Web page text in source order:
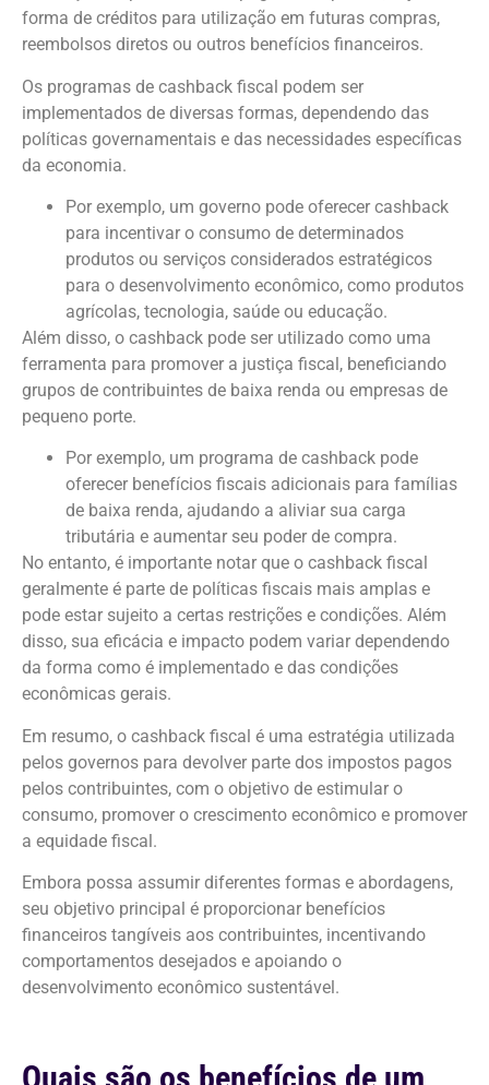
forma de créditos para utilização em futuras compras,
reembolsos diretos ou outros benefícios financeiros.
Os programas de cashback fiscal podem ser
implementados de diversas formas, dependendo das
políticas governamentais e das necessidades específicas
da economia.
Por exemplo, um governo pode oferecer cashback
para incentivar o consumo de determinados
produtos ou serviços considerados estratégicos
para o desenvolvimento econômico, como produtos
agrícolas, tecnologia, saúde ou educação.
Além disso, o cashback pode ser utilizado como uma
ferramenta para promover a justiça fiscal, beneficiando
grupos de contribuintes de baixa renda ou empresas de
pequeno porte.
Por exemplo, um programa de cashback pode
oferecer benefícios fiscais adicionais para famílias
de baixa renda, ajudando a aliviar sua carga
tributária e aumentar seu poder de compra.
No entanto, é importante notar que o cashback fiscal
geralmente é parte de políticas fiscais mais amplas e
pode estar sujeito a certas restrições e condições. Além
disso, sua eficácia e impacto podem variar dependendo
da forma como é implementado e das condições
econômicas gerais.
Em resumo, o cashback fiscal é uma estratégia utilizada
pelos governos para devolver parte dos impostos pagos
pelos contribuintes, com o objetivo de estimular o
consumo, promover o crescimento econômico e promover
a equidade fiscal.
Embora possa assumir diferentes formas e abordagens,
seu objetivo principal é proporcionar benefícios
financeiros tangíveis aos contribuintes, incentivando
comportamentos desejados e apoiando o
desenvolvimento econômico sustentável.